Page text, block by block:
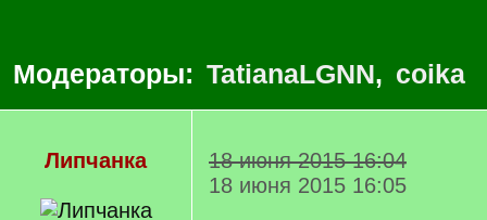
Модераторы: TatianaLGNN, coika
Липчанка
18 июня 2015 16:04
18 июня 2015 16:05